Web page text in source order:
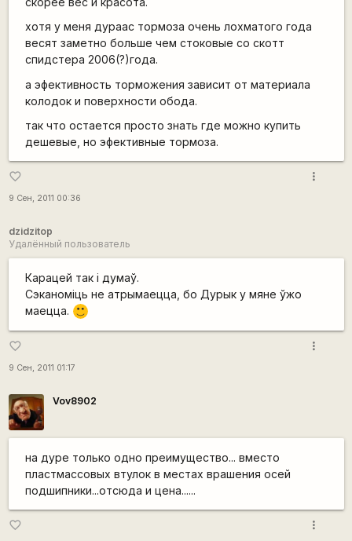
хотя у меня дураас тормоза очень лохматого года
весят заметно больше чем стоковые со скотт
спидстера 2006(?)года.
а эфективность торможения зависит от материала
колодок и поверхности обода.
так что остается просто знать где можно купить
дешевые, но эфективные тормоза.
favorite_border
9 Сен, 2011 00:36
more_vert
dzidzitop
Удалённый пользователь
Карацей так і думаў.
Сэканоміць не атрымаецца, бо Дурык у мяне ўжо
маецца.
:)
favorite_border
9 Сен, 2011 01:17
more_vert
Vov8902
на дуре только одно преимущество... вместо
пластмассовых втулок в местах врашения осей
подшипники...отсюда и цена......
favorite_border more_vert